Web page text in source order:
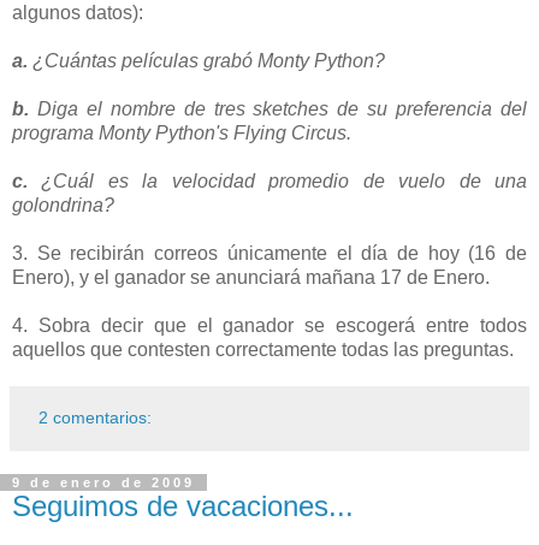
algunos datos):
a. ¿Cuántas películas grabó Monty Python?
b. Diga el nombre de tres sketches de su preferencia del
programa Monty Python's Flying Circus.
c. ¿Cuál es la velocidad promedio de vuelo de una
golondrina?
3. Se recibirán correos únicamente el día de hoy (16 de
Enero), y el ganador se anunciará mañana 17 de Enero.
4. Sobra decir que el ganador se escogerá entre todos
aquellos que contesten correctamente todas las preguntas.
2 comentarios:
9 de enero de 2009
Seguimos de vacaciones...